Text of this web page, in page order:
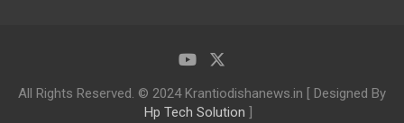
All Rights Reserved. © 2024 Krantiodishanews.in [ Designed By
Hp Tech Solution